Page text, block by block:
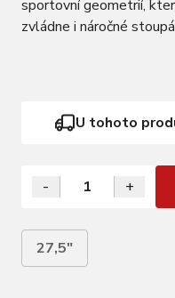
sportovní geometrií,
zvládne i náročné
mm, spolehlivými
U tohoto
- +
27,5"